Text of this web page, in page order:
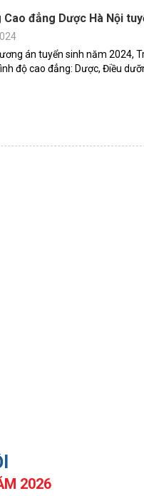
đẳng Dược Hà Nội
án tuyển sinh năm 2024,
độ cao đẳng: Dược, Điều
2026